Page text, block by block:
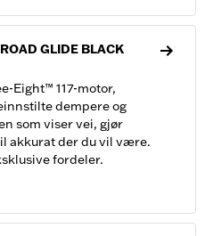
GLIDE BLACK
Eight™ 117-motor,
dempere og
som viser vei, gjør
akkurat der du vil være.
fordeler.